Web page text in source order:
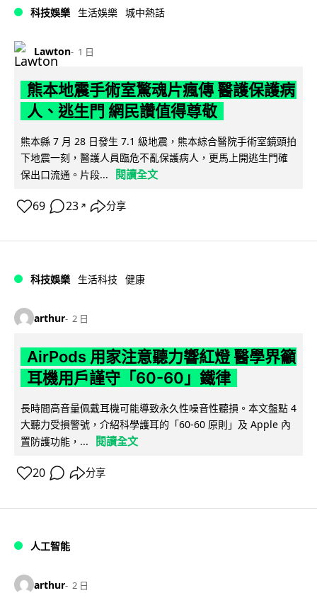
科技娛樂 生活娛樂 城中熱話
Lawton 1 日
熊本地震手術室驚魂片瘋傳 醫護保護病
人、逃生門 網民讚值得尊敬
熊本縣 7 月 28 日發生 7.1 級地震，熊本綜合醫院手術室鏡頭拍
下地震一刻，醫護人員臨危不亂保護病人，更馬上開逃生門確
保出口流通。片段...
閱讀全文
69 23 ↗ 分享
科技娛樂 生活科技 健康
arthur 2 日
AirPods 用家注意聽力響紅燈 醫學界籲
耳機用戶謹守「60-60」鐵律
長時間高音量佩戴耳機可能導致永久性噪音性聽損。本文盤點 4
大聽力受損警號，介紹科學護耳的「60-60 原則」及 Apple 內
置防護功能，...
閱讀全文
20 分享
人工智能
arthur 2 日